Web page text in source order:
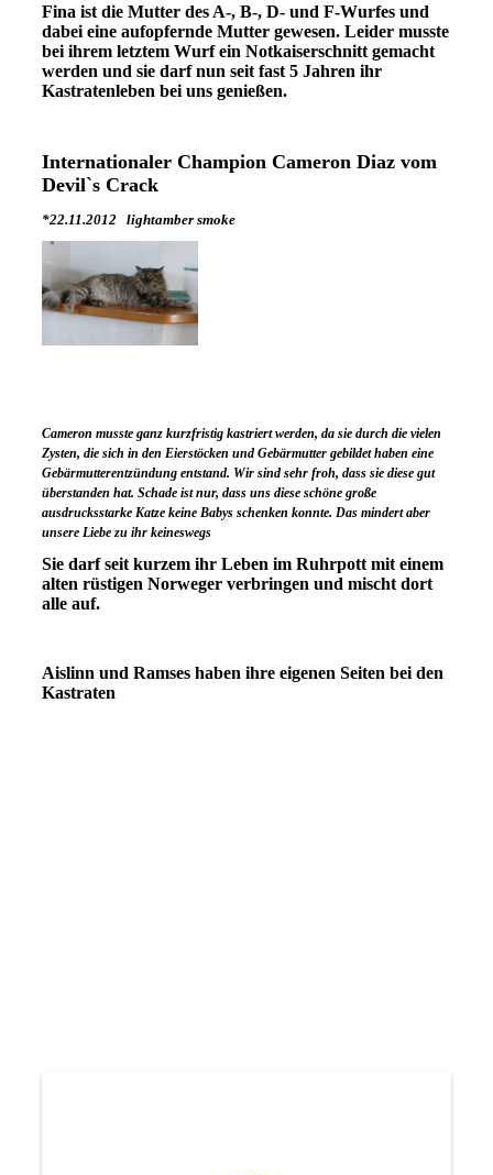
Fina ist die Mutter des A-, B-, D- und F-Wurfes und
dabei eine aufopfernde Mutter gewesen. Leider musste
bei ihrem letztem Wurf ein Notkaiserschnitt gemacht
werden und sie darf nun seit fast 5 Jahren ihr
Kastratenleben bei uns genießen.
Internationaler Champion Cameron Diaz vom
Devil`s Crack
*22.11.2012 lightamber smoke
Cameron musste ganz kurzfristig kastriert werden, da sie durch die vielen
Zysten, die sich in den Eierstöcken und Gebärmutter gebildet haben eine
Gebärmutterentzündung entstand. Wir sind sehr froh, dass sie diese gut
überstanden hat. Schade ist nur, dass uns diese schöne große
ausdrucksstarke Katze keine Babys schenken konnte. Das mindert aber
unsere Liebe zu ihr keineswegs
Sie darf seit kurzem ihr Leben im Ruhrpott mit einem
alten rüstigen Norweger verbringen und mischt dort
alle auf.
Aislinn und Ramses haben ihre eigenen Seiten bei den
Kastraten